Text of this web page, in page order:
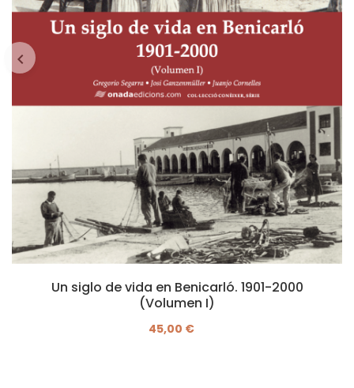
Un siglo de vida en Benicarló. 1901-2000
(Volumen I)
45,00 €